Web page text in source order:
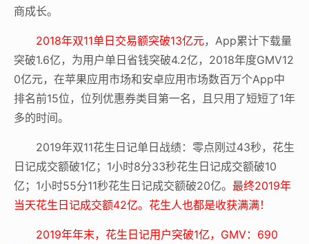
商成长。
2018年双11单日交易额突破13亿元，App累计下载量
突破1.6亿，为用户单日省钱突破4.2亿，2018年度GMV12
0亿元，在苹果应用市场和安卓应用市场数百万个App中
排名前15位，位列优惠券类目第一名，且只用了短短了1年
多的时间。
2019年双11花生日记单日战绩： 零点刚过43秒，花生
日记成交额破1亿；1小时8分33秒花生日记成交额破10
亿；1小时55分11秒花生日记成交额破20亿。 最终2019年
当天花生日记成交额42亿。花生人也都是收获满满！
2019年年末，花生日记用户突破1亿，GMV：690